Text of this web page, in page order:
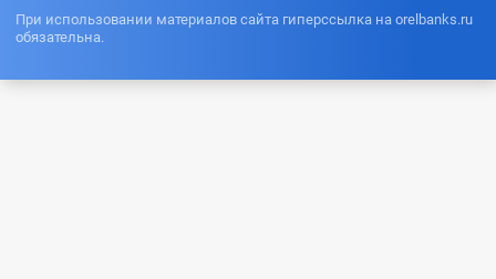
При использовании материалов сайта гиперссылка на orelbanks.ru
обязательна.